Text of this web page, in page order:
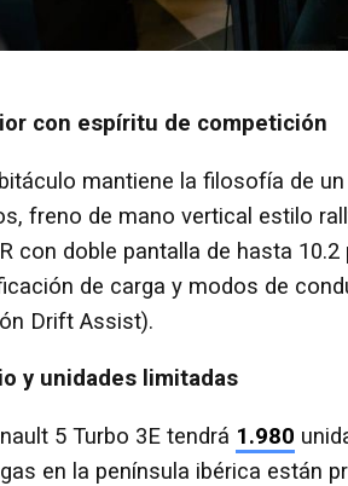
con espíritu de competición
mantiene la filosofía de
freno de mano vertical estilo
con doble pantalla de hasta
de carga y modos de
Drift Assist).
y unidades limitadas
5 Turbo 3E tendrá 1.980
en la península ibérica están